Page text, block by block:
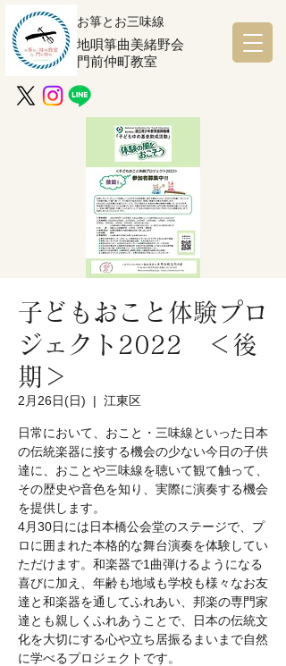
お箏とお三味線
地唄箏曲美緒野会
門前仲町教室
子どもおこと体験プロ
ジェクト2022 ＜後
期＞
2月26日(日)
  |
江東区
日常において、おこと・三味線といった日本
の伝統楽器に接する機会の少ない今日の子供
達に、おことや三味線を聴いて観て触って、
その歴史や音色を知り、実際に演奏する機会
を提供します。
4月30日には日本橋公会堂のステージで、プ
ロに囲まれた本格的な舞台演奏を体験してい
ただけます。和楽器で1曲弾けるようになる
喜びに加え、年齢も地域も学校も様々なお友
達と和楽器を通してふれあい、邦楽の専門家
達とも親しくふれあうことで、日本の伝統文
化を大切にする心や立ち居振るまいまで自然
に学べるプロジェクトです。